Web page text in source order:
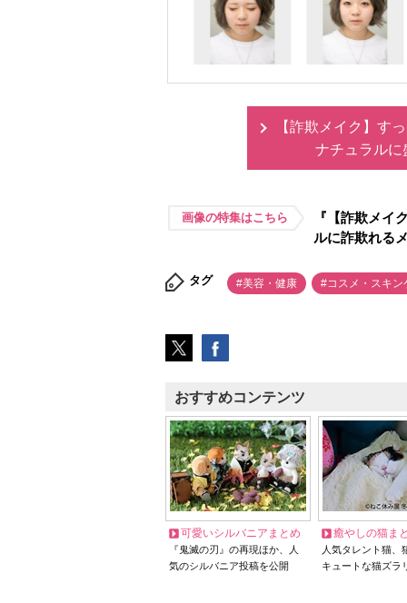
【詐欺メイク】す
ナチュラルに
画像の特集はこちら
『【詐欺メイ
ルに詐欺れる
タグ #美容・健康 #コスメ・スキン
おすすめコンテンツ
可愛いシルバニアまとめ
『鬼滅の刃』の再現ほか、人
気のシルバニア投稿を公開
癒やしの猫ま
人気タレント猫
キュートな猫ズラ